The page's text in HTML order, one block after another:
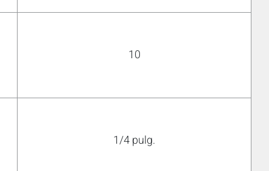
10
1/4 pulg.